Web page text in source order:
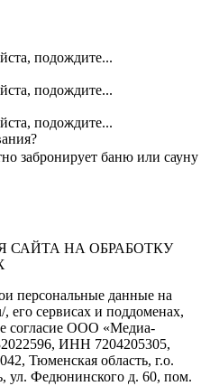
подождите...
подождите...
подождите...
забронирует баню или сауну
САЙТА НА ОБРАБОТКУ
персональные данные на
его сервисах и поддоменах,
согласие ООО «Медиа-
ИНН 7204205305,
Тюменская область, г.о.
ул. Федюнинского д. 60, пом.